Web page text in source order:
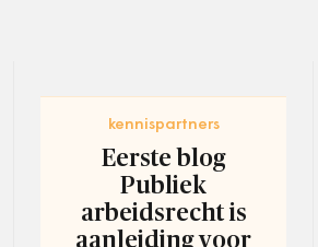
kennispartners
Eerste blog
Publiek
arbeidsrecht is
aanleiding voor